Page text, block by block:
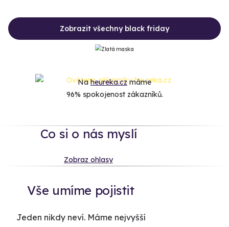
Zobrazit všechny black friday
Naheureka.czmáme
96% spokojenost zákazníků.
Co si o nás myslí
Zobraz ohlasy
Vše umíme pojistit
Jeden nikdy neví. Máme nejvyšší